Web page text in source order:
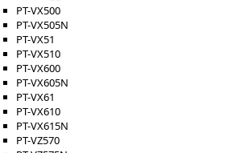
PT-VX500
PT-VX505N
PT-VX51
PT-VX510
PT-VX600
PT-VX605N
PT-VX61
PT-VX610
PT-VX615N
PT-VZ570